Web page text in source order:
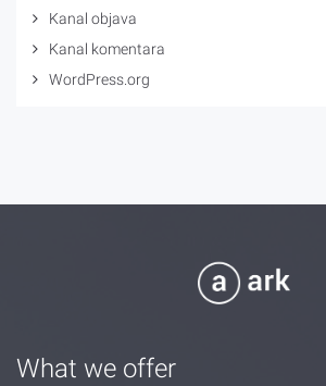
Kanal objava
Kanal komentara
WordPress.org
What we offer